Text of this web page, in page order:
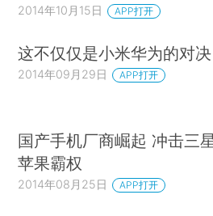
2014年10月15日 APP打开
这不仅仅是小米华为的对决
2014年09月29日 APP打开
国产手机厂商崛起 冲击三
苹果霸权
2014年08月25日 APP打开